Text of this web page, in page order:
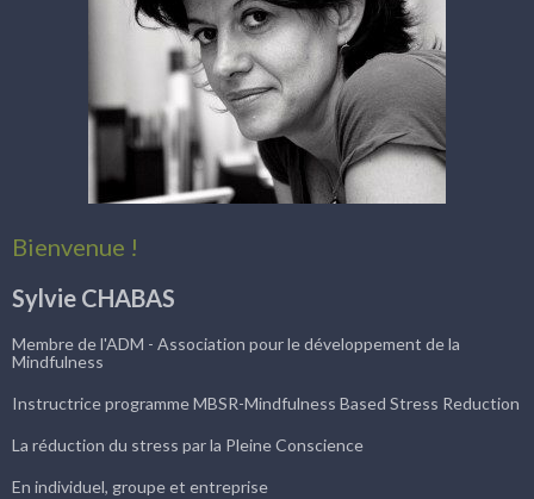
Bienvenue !
Sylvie CHABAS
Membre de l'ADM - Association pour le développement de la
Mindfulness
Instructrice programme MBSR-Mindfulness Based Stress Reduction
La réduction du stress par la Pleine Conscience
En individuel, groupe et entreprise